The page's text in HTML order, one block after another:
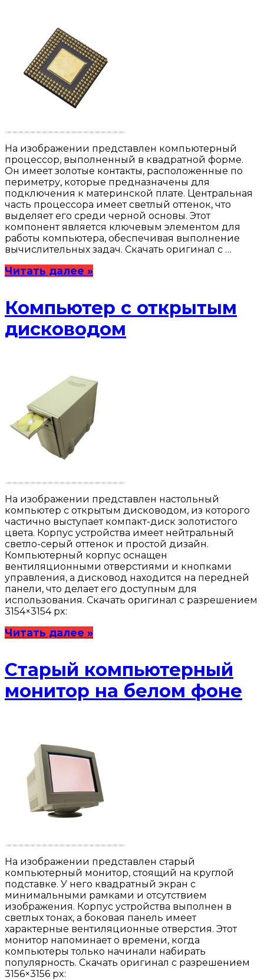
На изображении представлен компьютерный
процессор, выполненный в квадратной форме.
Он имеет золотые контакты, расположенные по
периметру, которые предназначены для
подключения к материнской плате. Центральная
часть процессора имеет светлый оттенок, что
выделяет его среди черной основы. Этот
компонент является ключевым элементом для
работы компьютера, обеспечивая выполнение
вычислительных задач. Скачать оригинал с …
Читать далее »
Компьютер с открытым
дисководом
На изображении представлен настольный
компьютер с открытым дисководом, из которого
частично выступает компакт-диск золотистого
цвета. Корпус устройства имеет нейтральный
светло-серый оттенок и простой дизайн.
Компьютерный корпус оснащен
вентиляционными отверстиями и кнопками
управления, а дисковод находится на передней
панели, что делает его доступным для
использования. Скачать оригинал с разрешением
3154×3154 px:
Читать далее »
Старый компьютерный
монитор на белом фоне
На изображении представлен старый
компьютерный монитор, стоящий на круглой
подставке. У него квадратный экран с
минимальными рамками и отсутствием
изображения. Корпус устройства выполнен в
светлых тонах, а боковая панель имеет
характерные вентиляционные отверстия. Этот
монитор напоминает о времени, когда
компьютеры только начинали набирать
популярность. Скачать оригинал с разрешением
3156×3156 px: